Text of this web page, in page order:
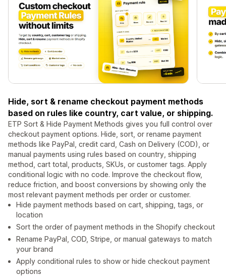
Hide, sort & rename checkout payment methods
based on rules like country, cart value, or shipping.
ETP Sort & Hide Payment Methods gives you full control over
checkout payment options. Hide, sort, or rename payment
methods like PayPal, credit card, Cash on Delivery (COD), or
manual payments using rules based on country, shipping
method, cart total, products, SKUs, or customer tags. Apply
conditional logic with no code. Improve the checkout flow,
reduce friction, and boost conversions by showing only the
most relevant payment methods per order or customer.
Hide payment methods based on cart, shipping, tags, or
location
Sort the order of payment methods in the Shopify checkout
Rename PayPal, COD, Stripe, or manual gateways to match
your brand
Apply conditional rules to show or hide checkout payment
options